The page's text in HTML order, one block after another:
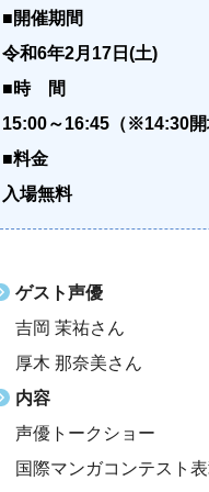
■開催期間
令和6年2月17日(土)
■時 間
15:00～16:45（※14:30開
■料金
入場無料
ゲスト声優
吉岡 茉祐さん
厚木 那奈美さん
内容
声優トークショー
国際マンガコンテスト